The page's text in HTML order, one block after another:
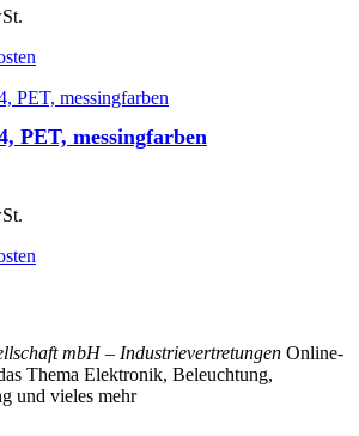
PET, messingfarben
mbH – Industrievertretungen Online-
Thema Elektronik, Beleuchtung,
und vieles mehr